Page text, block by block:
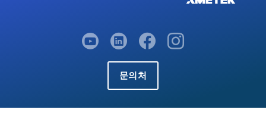
문의처